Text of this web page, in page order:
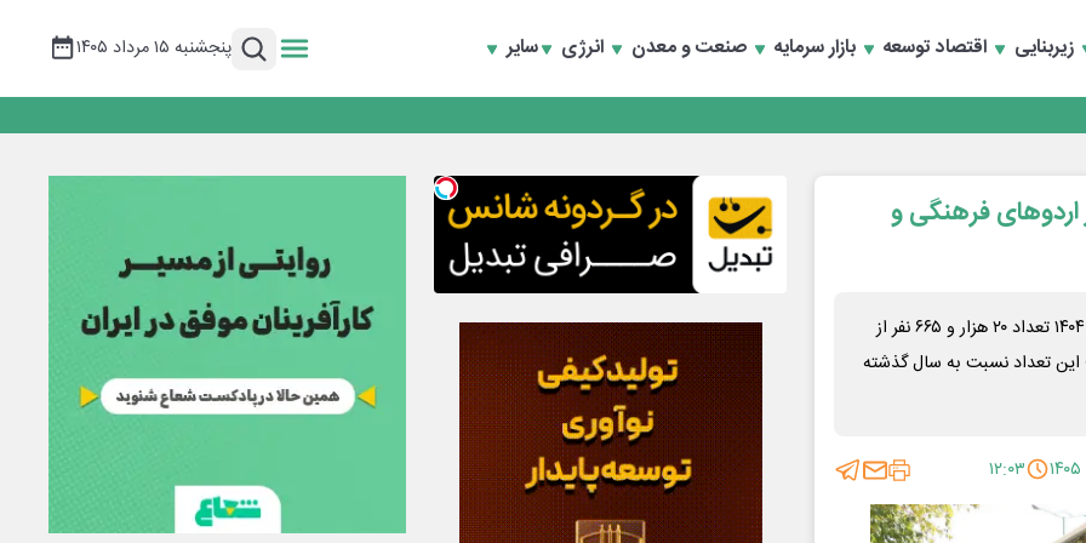
زیربنایی اقتصاد توسعه بازار سرمایه صنعت و معدن انرژی سایر پنجشنبه ۱۵ مرداد ۱۴۰۵
انرژی‌های نو و تجدیدپذیر با حضور استاندار اصفهان
انرژی‌های نو و تجدیدپذیر با حضور استاندار اصفهان
اردوهای فرهنگی و
معاون امور فرهنگی کمیته امداد استان اصفهان، گفت: در سال ۱۴۰۴ تعداد ۲۰ هزار و ۶۶۵ نفر از
این تعداد نسبت به سال گذشته
۱۲:۰۳